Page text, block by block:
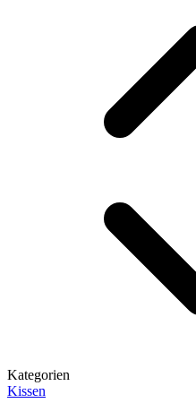
Kategorien
Kissen